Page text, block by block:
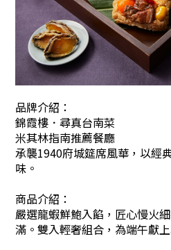
品牌介紹：
錦霞樓．尋真台南菜
米其林指南推薦餐廳
承襲1940府城筵席風華，以經
味。
商品介紹：
嚴選龍蝦鮮鮑入餡，匠心慢火
滿。雙入輕奢組合，為端午獻